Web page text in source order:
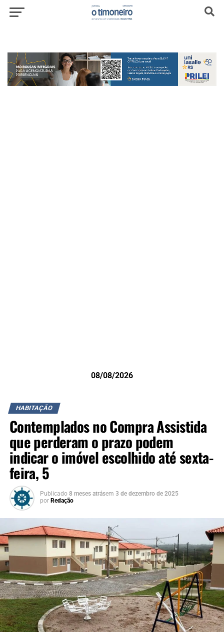
08/08/2026
HABITAÇÃO
Contemplados no Compra Assistida
que perderam o prazo podem
indicar o imóvel escolhido até sexta-
feira, 5
Publicado 8 meses atrásem 3 de dezembro de 2025
por Redação